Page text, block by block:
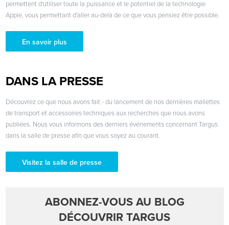
permettent d'utiliser toute la puissance et le potentiel de la technologie
Apple, vous permettant d'aller au-delà de ce que vous pensiez être possible.
En savoir plus
DANS LA PRESSE
Découvrez ce que nous avons fait - du lancement de nos dernières mallettes
de transport et accessoires techniques aux recherches que nous avons
publiées. Nous vous informons des derniers événements concernant Targus
dans la salle de presse afin que vous soyez au courant.
Visitez la salle de presse
ABONNEZ-VOUS AU BLOG
DÉCOUVRIR TARGUS